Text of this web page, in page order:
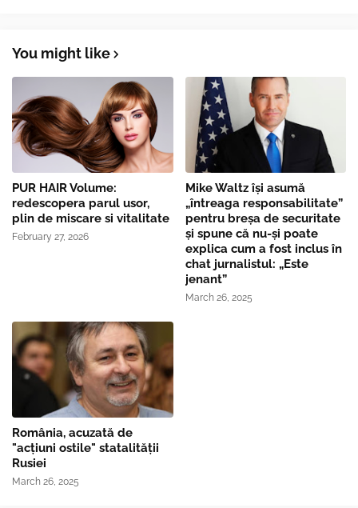
You might like
PUR HAIR Volume:
redescopera parul usor,
plin de miscare si vitalitate
February 27, 2026
Mike Waltz îşi asumă
„întreaga responsabilitate”
pentru breşa de securitate
și spune că nu-și poate
explica cum a fost inclus în
chat jurnalistul: „Este
jenant”
March 26, 2025
România, acuzată de
"acțiuni ostile" statalității
Rusiei
March 26, 2025